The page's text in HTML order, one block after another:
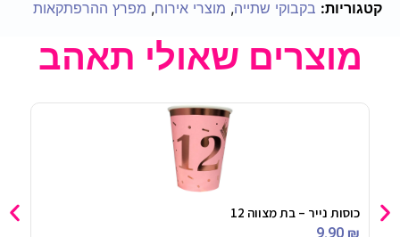
קטגוריות: בקבוקי שתייה, מוצרי אירוח, מפרץ ההרפתקאות
מוצרים שאולי תאהב
כוסות נייר – בת מצווה 12
9.90 ₪
סט